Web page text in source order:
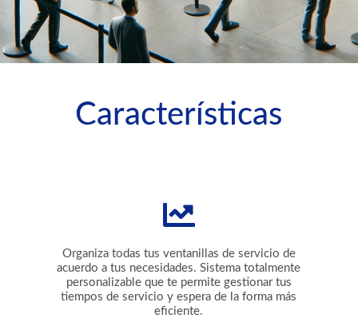
Características
Organiza todas tus ventanillas de servicio de
acuerdo a tus necesidades. Sistema totalmente
personalizable que te permite gestionar tus
tiempos de servicio y espera de la forma más
eficiente.